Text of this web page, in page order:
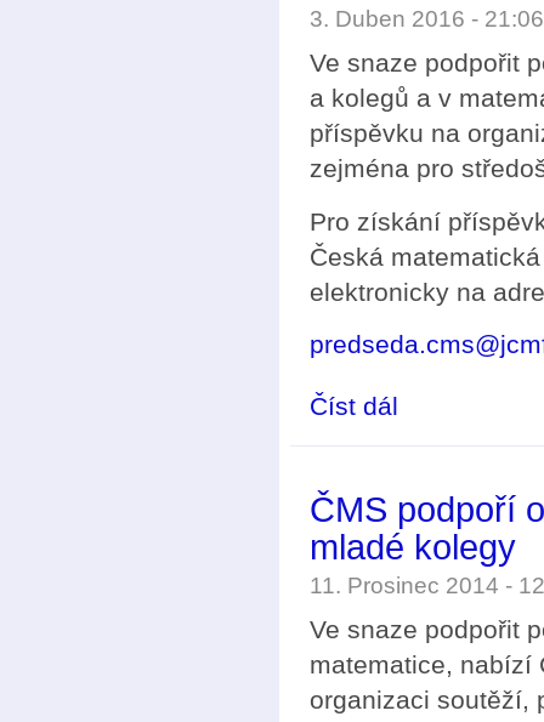
3. Duben 2016 -
Ve snaze podpořit
a kolegů a v
příspěvku na
zejména pro
Pro získání
Česká
elektronicky na
Číst dál
ČMS podpoří
mladé kolegy
11. Prosinec 2014 -
Ve snaze podpořit
matematice, nabízí
organizaci soutěží,